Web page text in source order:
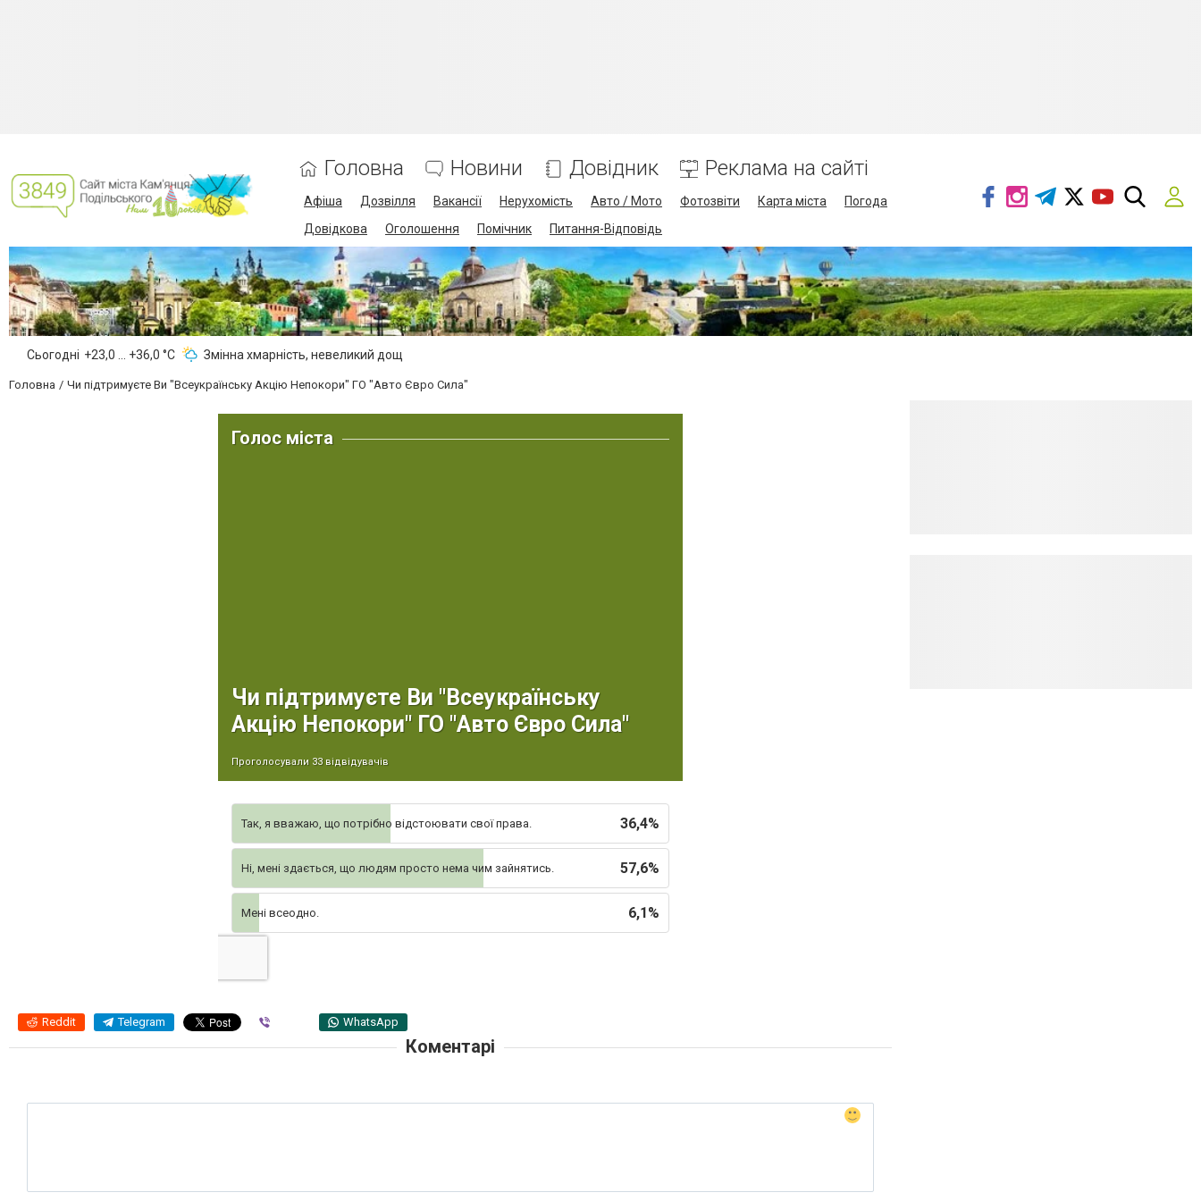
Головна Новини Довідник Реклама на сайті
Афіша Дозвілля Вакансії Нерухомість Авто / Мото Фотозвіти Карта міста
Погода
Довідкова
Оголошення Помічник Питання-Відповідь
Сьогодні +23,0 ... +36,0 °С Змінна хмарність, невеликий дощ
Головна Чи підтримуєте Ви "Всеукраїнську Акцію Непокори" ГО "Авто Євро Сила"
Голос міста
Чи підтримуєте Ви "Всеукраїнську
Акцію Непокори" ГО "Авто Євро Сила"
Проголосували 33 відвідувачів
36,4%
Так, я вважаю, що потрібно відстоювати свої права.
57,6%
Ні, мені здається, що людям просто нема чим зайнятись.
6,1%
Мені всеодно.
Reddit Telegram WhatsApp
Коментарі